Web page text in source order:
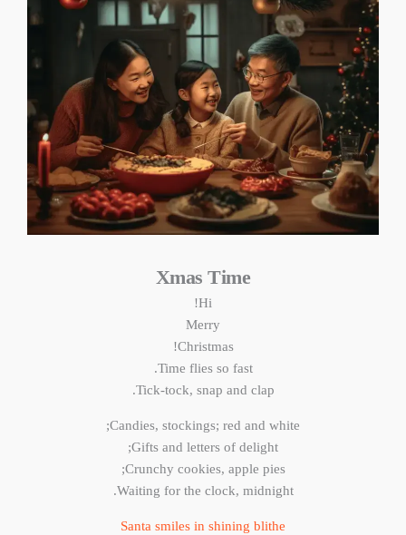
Xmas Time
Hi!
Merry
Christmas!
Time flies so fast.
Tick-tock, snap and clap.
Candies, stockings; red and white;
Gifts and letters of delight;
Crunchy cookies, apple pies;
Waiting for the clock, midnight.
Santa smiles in shining blithe